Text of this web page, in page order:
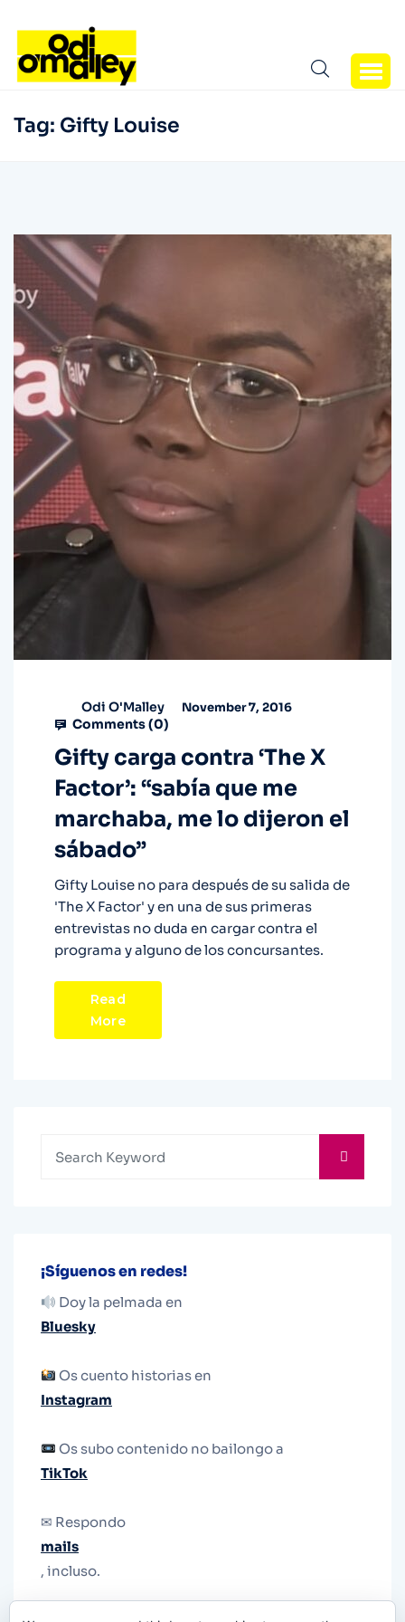
Tag: Gifty Louise
Odi O'Malley November 7, 2016
Comments (0)
Gifty carga contra ‘The X
Factor’: “sabía que me
marchaba, me lo dijeron el
sábado”
Gifty Louise no para después de su salida de
'The X Factor' y en una de sus primeras
entrevistas no duda en cargar contra el
programa y alguno de los concursantes.
Read
More
¡Síguenos en redes!
Doy la pelmada en
Bluesky
Os cuento historias en
Instagram
Os subo contenido no bailongo a
TikTok
✉ Respondo
mails
, incluso.